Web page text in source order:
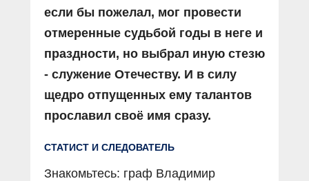
если бы пожелал, мог провести
отмеренные судьбой годы в неге и
праздности, но выбрал иную стезю
- служение Отечеству. И в силу
щедро отпущенных ему талантов
прославил своё имя сразу.
СТАТИСТ И СЛЕДОВАТЕЛЬ
Знакомьтесь: граф Владимир